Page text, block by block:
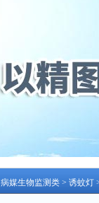
病媒生物监测类 > 诱蚊灯